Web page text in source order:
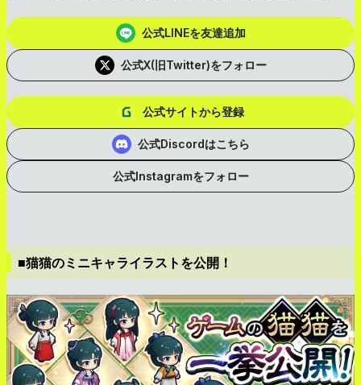
公式LINEを友達追加
公式X(旧Twitter)をフォロー
公式サイトから登録
公式Discordはこちら
公式Instagramをフォロー
■猫猫のミニキャライラストを公開！